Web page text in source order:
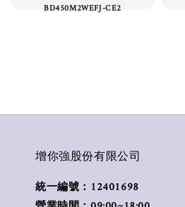
BD450M2WEFJ-CE2
增你強股份有限公司
統一編號：12401698